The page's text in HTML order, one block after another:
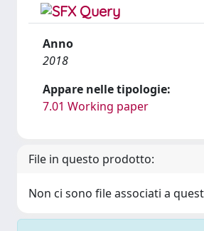
Anno
2018
Appare nelle tipologie:
7.01 Working paper
File in questo prodotto:
Non ci sono file associati a